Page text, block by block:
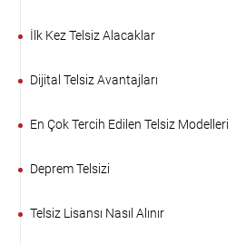
İlk Kez Telsiz Alacaklar
Dijital Telsiz Avantajları
En Çok Tercih Edilen Telsiz Modelleri
Deprem Telsizi
Telsiz Lisansı Nasıl Alınır